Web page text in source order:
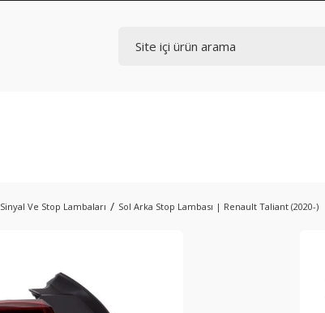
Sinyal Ve Stop Lambaları Sol Arka Stop Lambası | Renault Taliant (2020-)